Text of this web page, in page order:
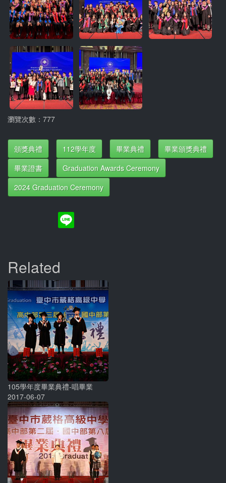
瀏覽次數：777
頒獎典禮 112學年度 畢業典禮
畢業頒獎典禮
畢業證書
Graduation Awards Ceremony
2024 Graduation Ceremony
Related
105學年度畢業典禮-唱畢業
2017-06-07